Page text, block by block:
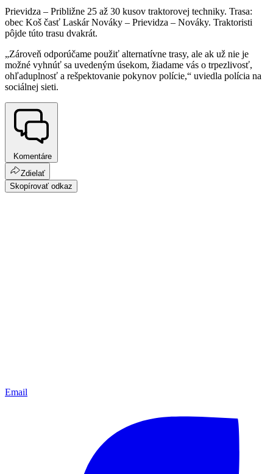
Prievidza – Približne 25 až 30 kusov traktorovej techniky. Trasa:
obec Koš časť Laskár Nováky – Prievidza – Nováky. Traktoristi
pôjde túto trasu dvakrát.
„Zároveň odporúčame použiť alternatívne trasy, ale ak už nie je
možné vyhnúť sa uvedeným úsekom, žiadame vás o trpezlivosť,
ohľaduplnosť a rešpektovanie pokynov polície,“ uviedla polícia na
sociálnej sieti.
Komentáre
Zdielať
Skopírovať odkaz
Email